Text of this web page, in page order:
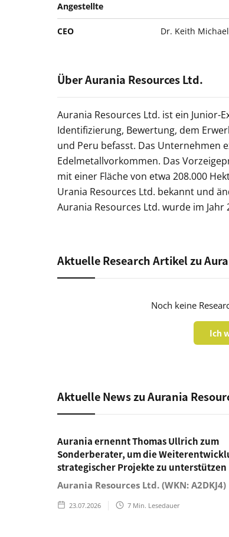
Angestellte
CEO Dr. Keith
Über Aurania Resources Ltd.
Aurania Resources Ltd. ist ein
Identifizierung, Bewertung, dem
und Peru befasst. Das Unternehmen
Edelmetallvorkommen. Das
mit einer Fläche von etwa 208.000
Urania Resources Ltd. bekannt und
Aurania Resources Ltd. wurde im
Aktuelle Research Artikel zu
Noch keine
Ich
Aktuelle News zu Aurania
Aurania ernennt Thomas Ullrich zum
Sonderberater, um die
strategischer Projekte zu unterstützen
Aurania Resources Ltd. (WKN: A2DKJ4)
23.07.2026 7 Min. Lesedauer